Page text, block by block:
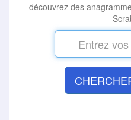
découvrez des